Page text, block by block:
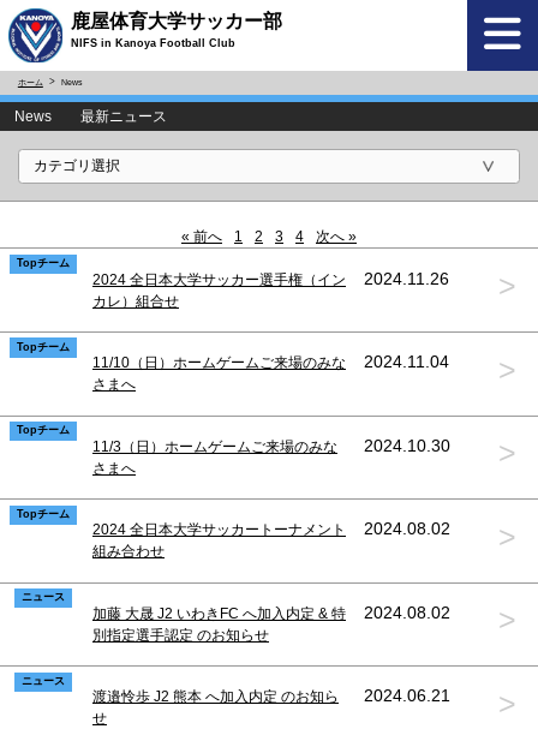
鹿屋体育大学サッカー部
NIFS in Kanoya Football Club
ホーム News
News 最新ニュース
« 前へ 1 2 3 4 次へ »
Topチーム
2024 全日本大学サッカー選手権（イン
カレ）組合せ
2024.11.26 >
Topチーム
11/10（日）ホームゲームご来場のみな
さまへ
2024.11.04 >
Topチーム
11/3（日）ホームゲームご来場のみな
さまへ
2024.10.30 >
Topチーム
2024 全日本大学サッカートーナメント
組み合わせ
2024.08.02 >
ニュース
加藤 大晟 J2 いわきFC へ加入内定 & 特
別指定選手認定 のお知らせ
2024.08.02 >
ニュース
渡邉怜歩 J2 熊本 へ加入内定 のお知ら
せ
2024.06.21 >